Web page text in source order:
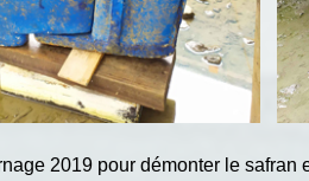
2019 pour démonter le safran